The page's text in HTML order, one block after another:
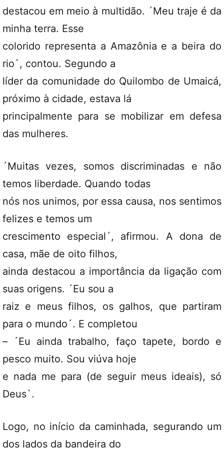
destacou em meio à multidão. ´Meu traje é da
minha terra. Esse
colorido representa a Amazônia e a beira do
rio`, contou. Segundo a
líder da comunidade do Quilombo de Umaicá,
próximo à cidade, estava lá
principalmente para se mobilizar em defesa
das mulheres.
´Muitas vezes, somos discriminadas e não
temos liberdade. Quando todas
nós nos unimos, por essa causa, nos sentimos
felizes e temos um
crescimento especial´, afirmou. A dona de
casa, mãe de oito filhos,
ainda destacou a importância da ligação com
suas origens. ´Eu sou a
raiz e meus filhos, os galhos, que partiram
para o mundo´. E completou
– ´Eu ainda trabalho, faço tapete, bordo e
pesco muito. Sou viúva hoje
e nada me para (de seguir meus ideais), só
Deus`.
Logo, no início da caminhada, segurando um
dos lados da bandeira do